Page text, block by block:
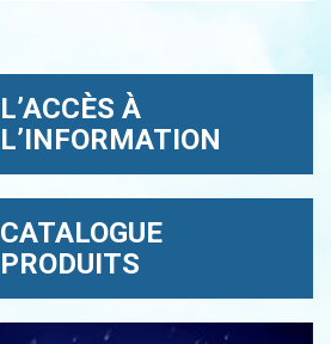
L’ACCÈS À
L’INFORMATION
CATALOGUE
PRODUITS